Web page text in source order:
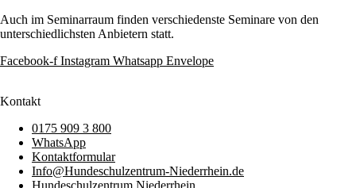
Auch im Seminarraum finden verschiedenste Seminare von den
unterschiedlichsten Anbietern statt.
Facebook-f Instagram Whatsapp Envelope
Kontakt
0175 909 3 800
WhatsApp
Kontaktformular
Info@Hundeschulzentrum-Niederrhein.de
Hundeschulzentrum Niederrhein